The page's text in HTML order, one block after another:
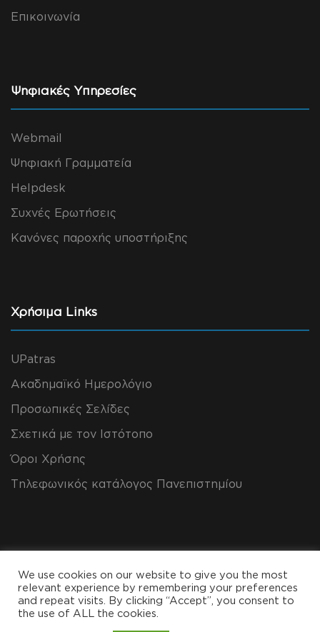
Επικοινωνία
Ψηφιακές Υπηρεσίες
Webmail
Ψηφιακή Γραμματεία
Helpdesk
Συχνές Ερωτήσεις
Κανόνες παροχής υποστήριξης
Χρήσιμα Links
UPatras
Ακαδημαϊκό Ημερολόγιο
Προσωπικές Σελίδες
Σχετικά με τον Ιστότοπο
Όροι Χρήσης
Τηλεφωνικός κατάλογος Πανεπιστημίου
Copyright All Rights Reserved 2024, CEID
We use cookies on our website to give you the most
relevant experience by remembering your preferences
and repeat visits. By clicking “Accept”, you consent to
the use of ALL the cookies.